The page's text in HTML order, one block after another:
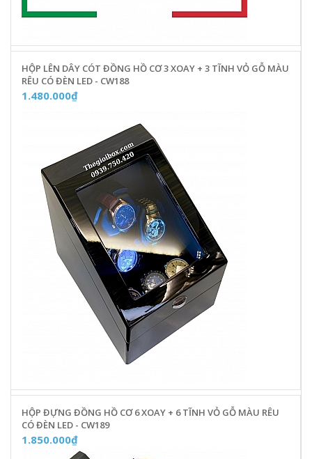
HỘP LÊN DÂY CÓT ĐỒNG HỒ CƠ 3 XOAY + 3 TĨNH VỎ GỖ MÀU
RÊU CÓ ĐÈN LED - CW188
1.480.000₫
HỘP ĐỰNG ĐỒNG HỒ CƠ 6 XOAY + 6 TĨNH VỎ GỖ MÀU RÊU
CÓ ĐÈN LED - CW189
1.850.000₫